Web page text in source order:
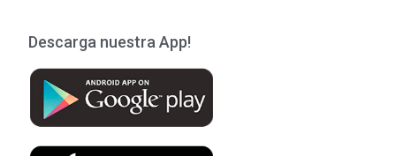
Descarga nuestra App!